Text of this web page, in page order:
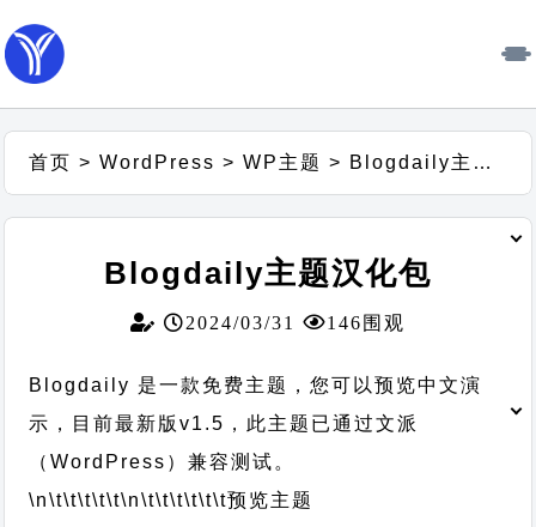
首页 >WordPress >WP主题 > Blogdaily主题汉化包
Blogdaily主题汉化包
2024/03/31 146围观
Blogdaily 是一款免费主题，您可以预览中文演
示，目前最新版v1.5，此主题已通过文派
（WordPress）兼容测试。
\n\t\t\t\t\t\n\t\t\t\t\t\t预览主题